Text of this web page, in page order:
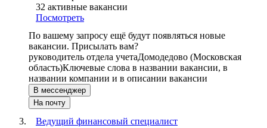
32 активные вакансии
Посмотреть
По вашему запросу ещё будут появляться новые
вакансии. Присылать вам?
руководитель отдела учетаДомодедово (Московская
область)Ключевые слова в названии вакансии, в
названии компании и в описании вакансии
В мессенджер
На почту
Ведущий финансовый специалист